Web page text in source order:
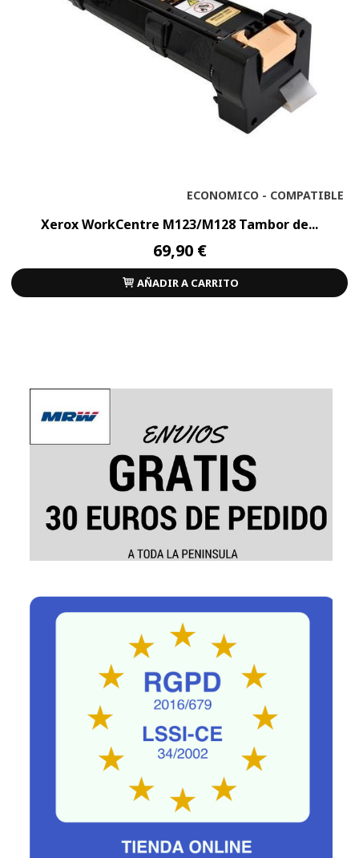
ECONOMICO - COMPATIBLE
Xerox WorkCentre M123/M128 Tambor de...
69,90 €
AÑADIR A CARRITO